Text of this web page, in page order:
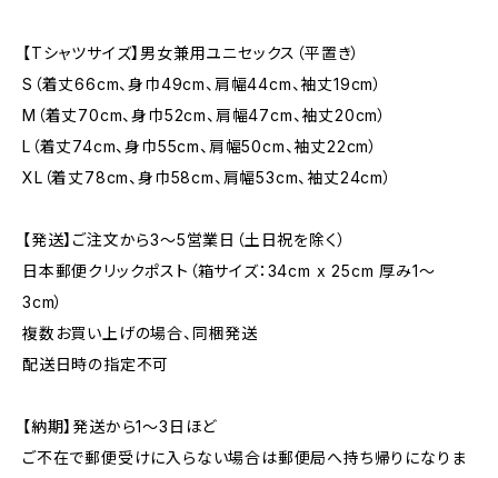
【Tシャツサイズ】男女兼用ユニセックス（平置き）
S（着丈66cm、身巾49cm、肩幅44cm、袖丈19cm）
M（着丈70cm、身巾52cm、肩幅47cm、袖丈20cm）
L（着丈74cm、身巾55cm、肩幅50cm、袖丈22cm）
XL（着丈78cm、身巾58cm、肩幅53cm、袖丈24cm）
【発送】ご注文から3〜5営業日（土日祝を除く）
日本郵便クリックポスト（箱サイズ：34cm x 25cm 厚み1〜
3cm）
複数お買い上げの場合、同梱発送
配送日時の指定不可
【納期】発送から1〜3日ほど
ご不在で郵便受けに入らない場合は郵便局へ持ち帰りになりま